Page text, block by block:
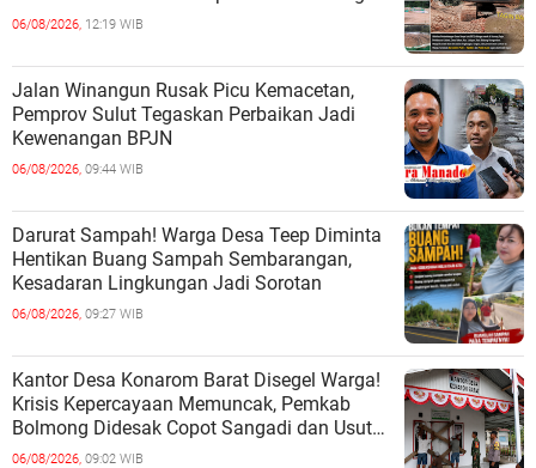
06/08/2026, 12:19 WIB
Jalan Winangun Rusak Picu Kemacetan,
Pemprov Sulut Tegaskan Perbaikan Jadi
Kewenangan BPJN
06/08/2026, 09:44 WIB
Darurat Sampah! Warga Desa Teep Diminta
Hentikan Buang Sampah Sembarangan,
Kesadaran Lingkungan Jadi Sorotan
06/08/2026, 09:27 WIB
Kantor Desa Konarom Barat Disegel Warga!
Krisis Kepercayaan Memuncak, Pemkab
Bolmong Didesak Copot Sangadi dan Usut
Dugaan Penyalahgunaan Wewenang
06/08/2026, 09:02 WIB